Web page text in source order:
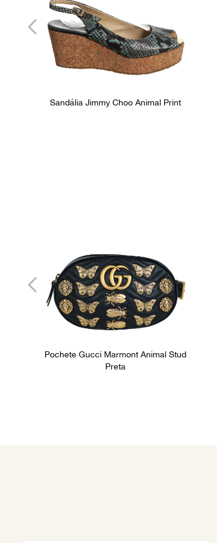
Sandália Jimmy Choo Animal Print
Pochete Gucci Marmont Animal Stud
Preta